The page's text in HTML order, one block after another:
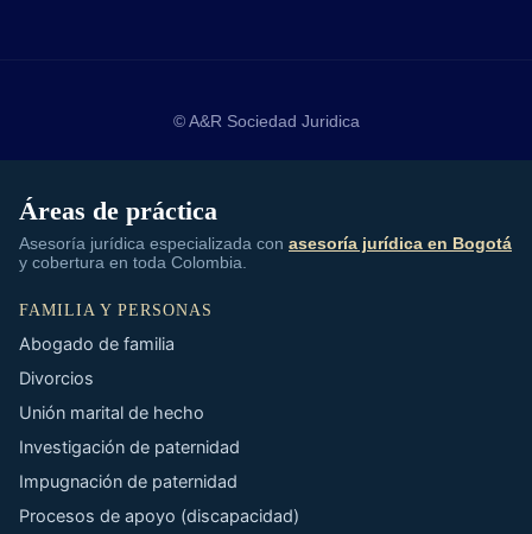
© A&R Sociedad Juridica
Áreas de práctica
Asesoría jurídica especializada con asesoría jurídica en Bogotá
y cobertura en toda Colombia.
FAMILIA Y PERSONAS
Abogado de familia
Divorcios
Unión marital de hecho
Investigación de paternidad
Impugnación de paternidad
Procesos de apoyo (discapacidad)